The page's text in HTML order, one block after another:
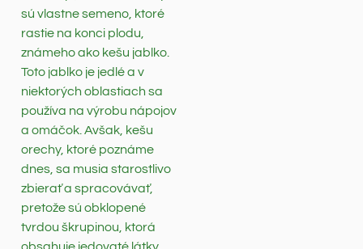
sú vlastne semeno, ktoré
rastie na konci plodu,
známeho ako kešu jablko.
Toto jablko je jedlé a v
niektorých oblastiach sa
používa na výrobu nápojov
a omáčok. Avšak, kešu
orechy, ktoré poznáme
dnes, sa musia starostlivo
zbierať a spracovávať,
pretože sú obklopené
tvrdou škrupinou, ktorá